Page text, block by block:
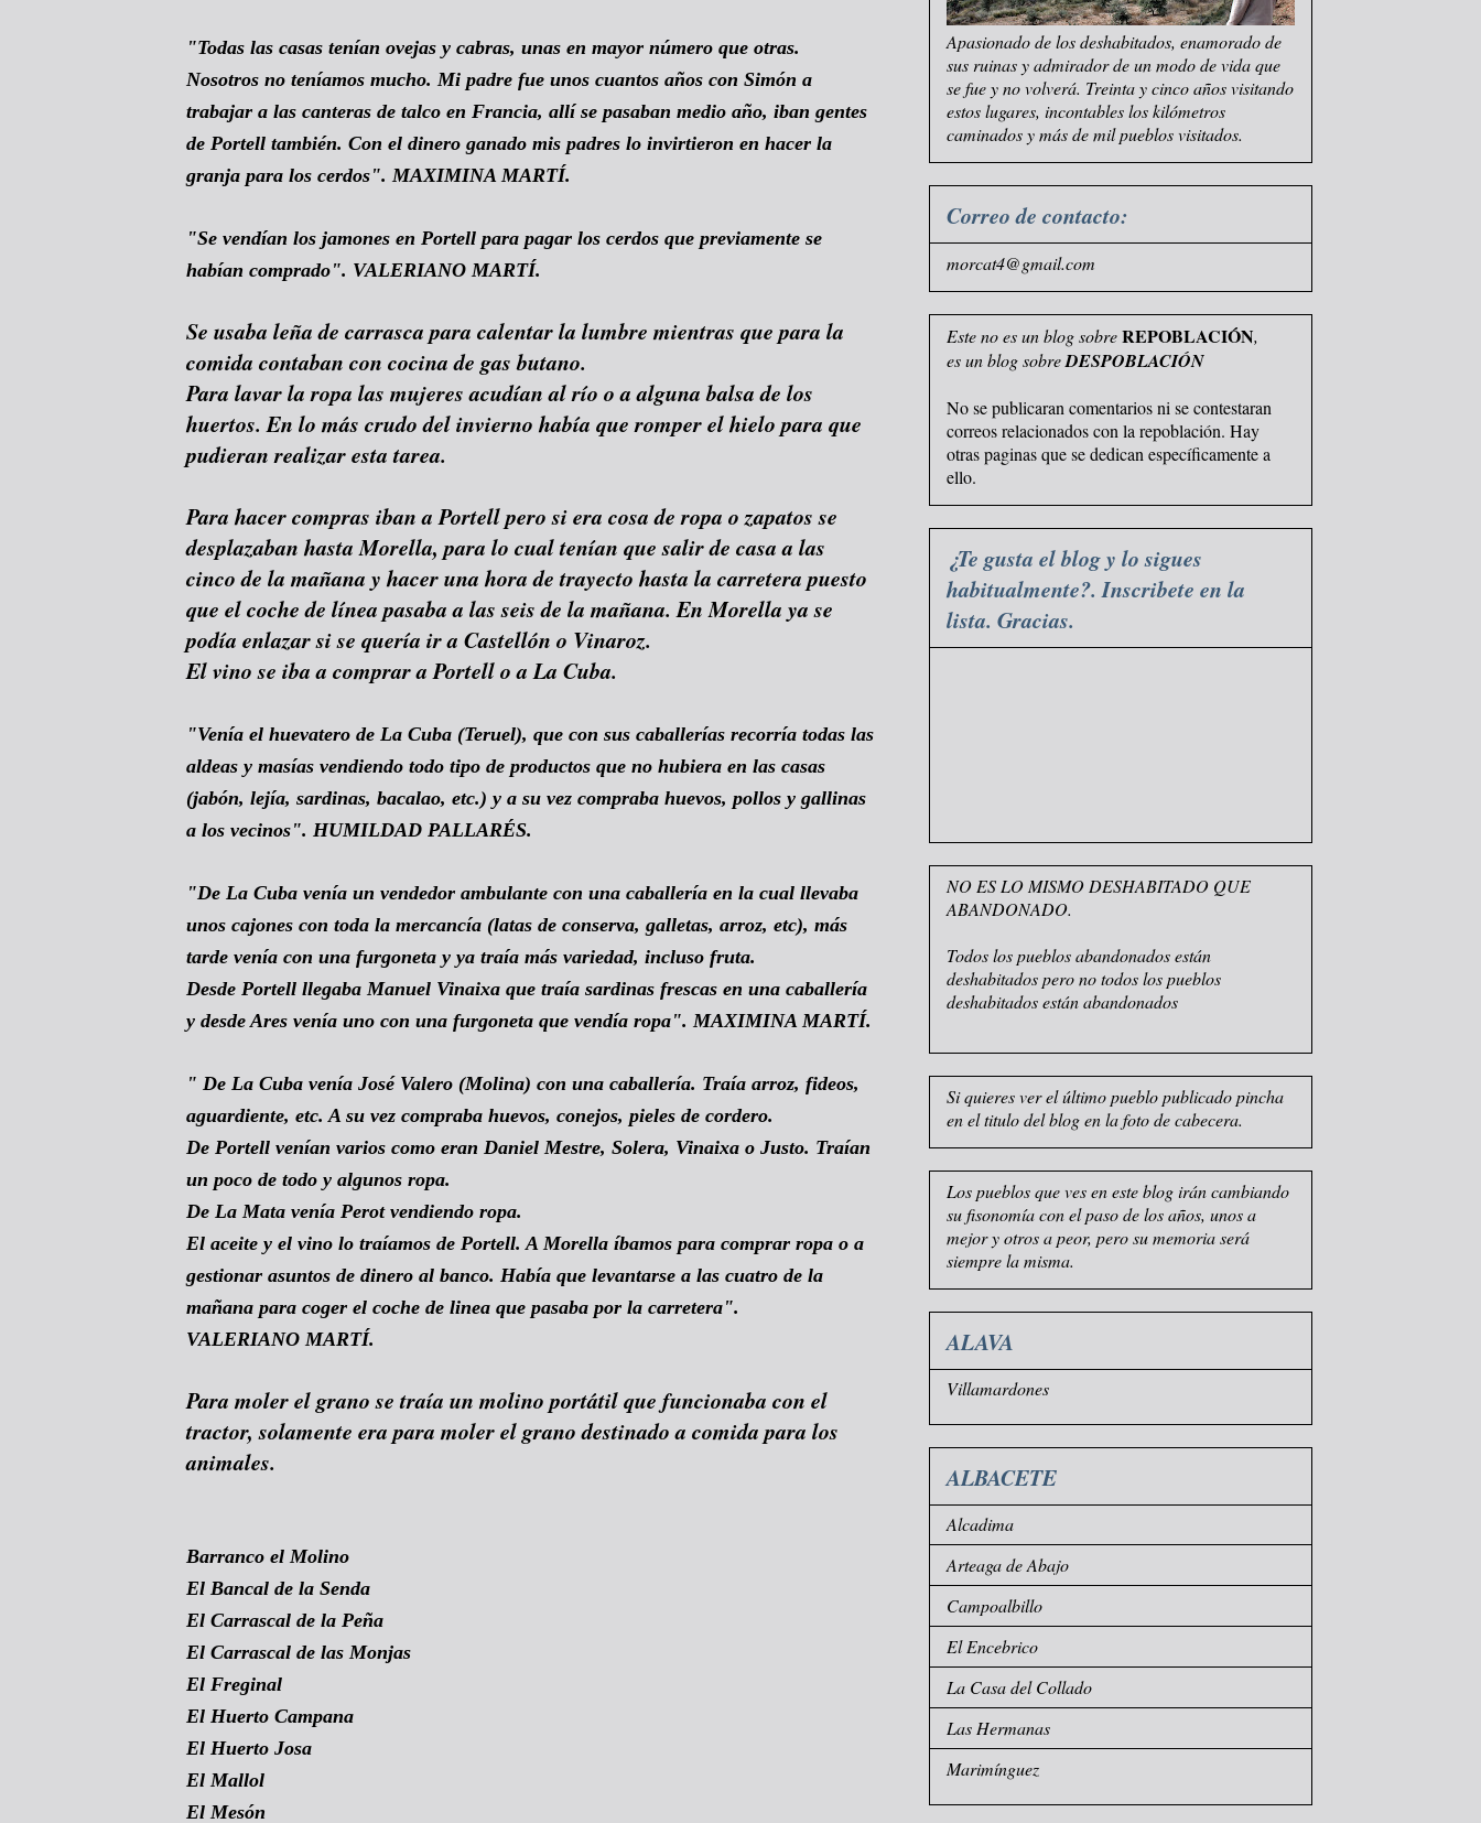
"Todas las casas tenían ovejas y cabras, unas en mayor número que otras.
Nosotros no teníamos mucho. Mi padre fue unos cuantos años con Simón a
trabajar a las canteras de talco en Francia, allí se pasaban medio año, iban gentes
de Portell también. Con el dinero ganado mis padres lo invirtieron en hacer la
granja para los cerdos". MAXIMINA MARTÍ.
"Se vendían los jamones en Portell para pagar los cerdos que previamente se
habían comprado". VALERIANO MARTÍ.
Se usaba leña de carrasca para calentar la lumbre mientras que para la
comida contaban con cocina de gas butano.
Para lavar la ropa las mujeres acudían al río o a alguna balsa de los
huertos. En lo más crudo del invierno había que romper el hielo para que
pudieran realizar esta tarea.
Para hacer compras iban a Portell pero si era cosa de ropa o zapatos se
desplazaban hasta Morella, para lo cual tenían que salir de casa a las
cinco de la mañana y hacer una hora de trayecto hasta la carretera puesto
que el coche de línea pasaba a las seis de la mañana. En Morella ya se
podía enlazar si se quería ir a Castellón o Vinaroz.
El vino se iba a comprar a Portell o a La Cuba.
"Venía el huevatero de La Cuba (Teruel), que con sus caballerías recorría todas las
aldeas y masías vendiendo todo tipo de productos que no hubiera en las casas
(jabón, lejía, sardinas, bacalao, etc.) y a su vez compraba huevos, pollos y gallinas
a los vecinos". HUMILDAD PALLARÉS.
"De La Cuba venía un vendedor ambulante con una caballería en la cual llevaba
unos cajones con toda la mercancía (latas de conserva, galletas, arroz, etc), más
tarde venía con una furgoneta y ya traía más variedad, incluso fruta.
Desde Portell llegaba Manuel Vinaixa que traía sardinas frescas en una caballería
y desde Ares venía uno con una furgoneta que vendía ropa". MAXIMINA MARTÍ.
" De La Cuba venía José Valero (Molina) con una caballería. Traía arroz, fideos,
aguardiente, etc. A su vez compraba huevos, conejos, pieles de cordero.
De Portell venían varios como eran Daniel Mestre, Solera, Vinaixa o Justo. Traían
un poco de todo y algunos ropa.
De La Mata venía Perot vendiendo ropa.
El aceite y el vino lo traíamos de Portell. A Morella íbamos para comprar ropa o a
gestionar asuntos de dinero al banco. Había que levantarse a las cuatro de la
mañana para coger el coche de linea que pasaba por la carretera".
VALERIANO MARTÍ.
Para moler el grano se traía un molino portátil que funcionaba con el
tractor, solamente era para moler el grano destinado a comida para los
animales.
Barranco el Molino
El Bancal de la Senda
El Carrascal de la Peña
El Carrascal de las Monjas
El Freginal
El Huerto Campana
El Huerto Josa
El Mallol
El Mesón
Apasionado de los deshabitados, enamorado de
sus ruinas y admirador de un modo de vida que
se fue y no volverá. Treinta y cinco años visitando
estos lugares, incontables los kilómetros
caminados y más de mil pueblos visitados.
Correo de contacto:
morcat4@gmail.com
Este no es un blog sobreREPOBLACIÓN,
es un blog sobreDESPOBLACIÓN
No se publicaran comentarios ni se contestaran
correos relacionados con la repoblación. Hay
otras paginas que se dedican específicamente a
ello.
¿Te gusta el blog y lo sigues
habitualmente?. Inscribete en la
lista. Gracias.
NO ES LO MISMO DESHABITADO QUE
ABANDONADO.
Todos los pueblos abandonados están
deshabitados pero no todos los pueblos
deshabitados están abandonados
Si quieres ver el último pueblo publicado pincha
en el titulo del blog en la foto de cabecera.
Los pueblos que ves en este blog irán cambiando
su fisonomía con el paso de los años, unos a
mejor y otros a peor, pero su memoria será
siempre la misma.
ALAVA
Villamardones
ALBACETE
Alcadima
Arteaga de Abajo
Campoalbillo
El Encebrico
La Casa del Collado
Las Hermanas
Marimínguez